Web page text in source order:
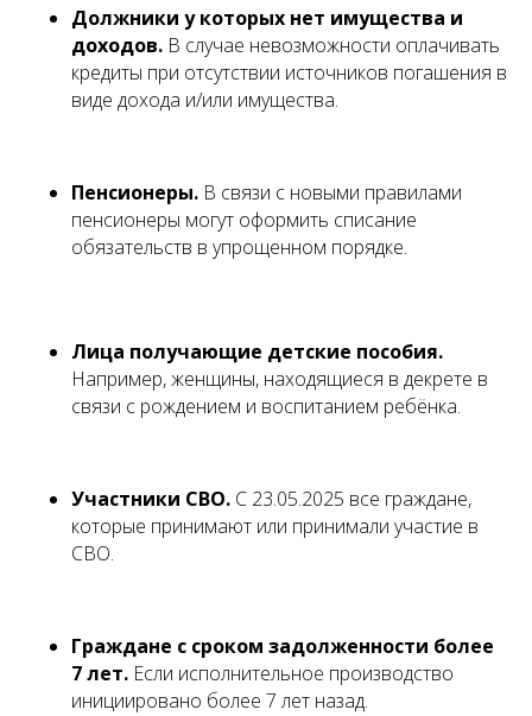
Должники у которых нет имущества и
доходов. В случае невозможности оплачивать
кредиты при отсутствии источников погашения в
виде дохода и/или имущества.
Пенсионеры. В связи с новыми правилами
пенсионеры могут оформить списание
обязательств в упрощенном порядке.
Лица получающие детские пособия.
Например, женщины, находящиеся в декрете в
связи с рождением и воспитанием ребёнка.
Участники СВО. С 23.05.2025 все граждане,
которые принимают или принимали участие в
СВО.
Граждане с сроком задолженности более
7 лет. Если исполнительное производство
инициировано более 7 лет назад.